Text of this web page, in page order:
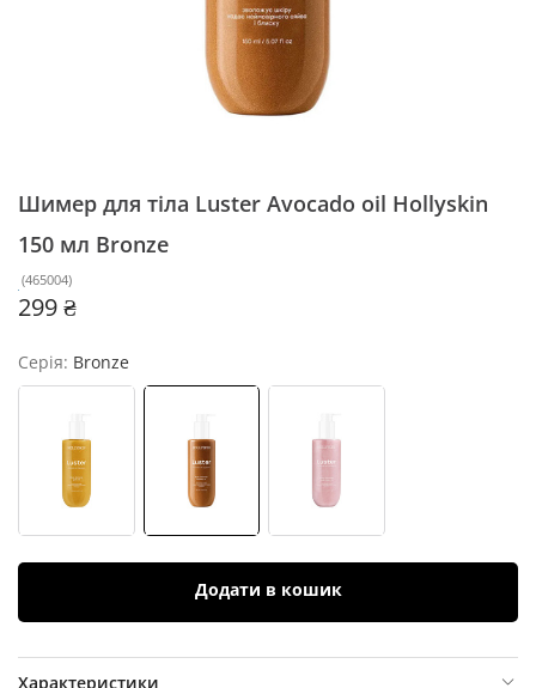
Шимер для тіла Luster Avocado oil Hollyskin
150 мл Bronze
(465004)
299 ₴
Серія: Bronze
Додати в кошик
Характеристики